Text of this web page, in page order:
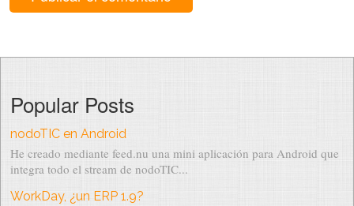
Popular Posts
nodoTIC en Android
He creado mediante feed.nu una mini aplicación para Android que
integra todo el stream de nodoTIC...
WorkDay, ¿un ERP 1.9?